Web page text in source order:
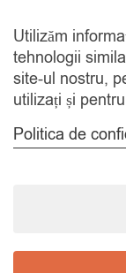
Bijuterii Placate
Brățări
Cercei
Coliere
Ceasuri
Utilizăm
tehnologii
site-ul nostru,
utilizați și
Politica de